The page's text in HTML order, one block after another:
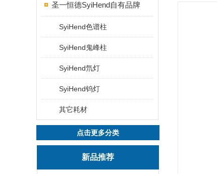
圣一恒德SyiHend自有品牌
SyiHend色谱柱
SyiHend鬼峰柱
SyiHend氘灯
SyiHend钨灯
其它耗材
点击更多分类
新品推荐